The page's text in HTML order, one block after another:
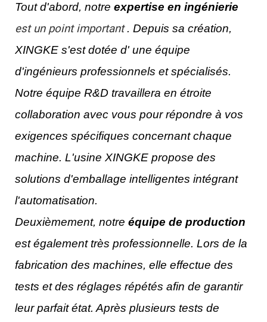
Tout d'abord, notre expertise en ingénierie
est un point important. Depuis sa création,
XINGKE s'est dotée d' une équipe
d'ingénieurs professionnels et spécialisés.
Notre équipe R&D travaillera en étroite
collaboration avec vous pour répondre à vos
exigences spécifiques concernant chaque
machine. L'usine XINGKE propose des
solutions d'emballage intelligentes intégrant
l'automatisation.
Deuxièmement, notre équipe de production
est également très professionnelle. Lors de la
fabrication des machines, elle effectue des
tests et des réglages répétés afin de garantir
leur parfait état. Après plusieurs tests de